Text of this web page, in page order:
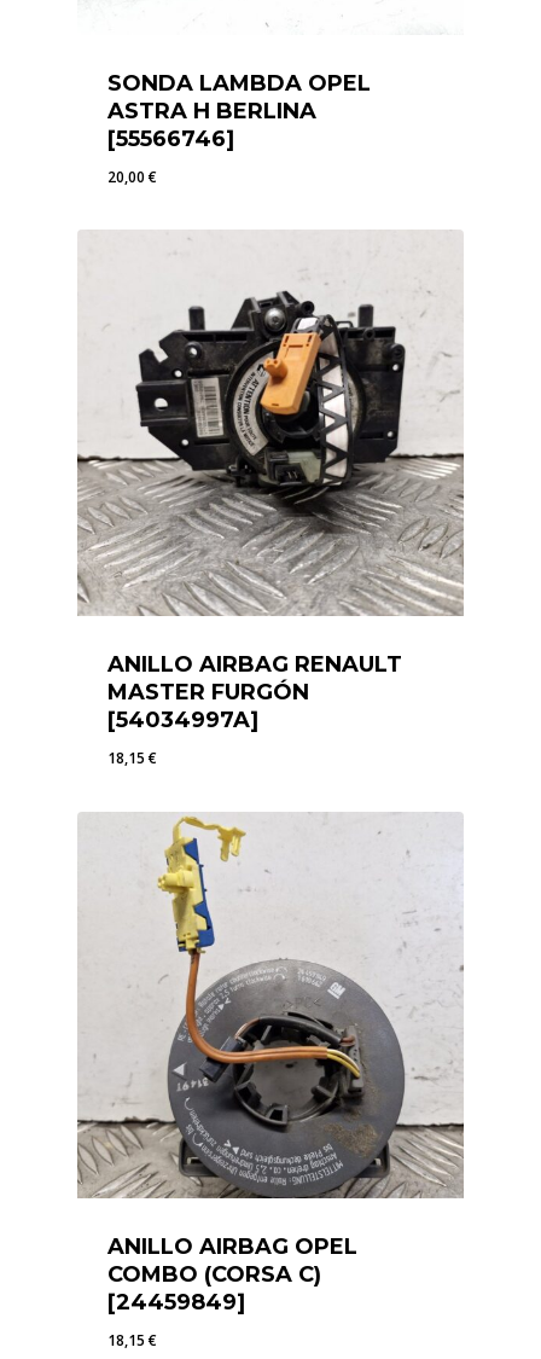
SONDA LAMBDA OPEL
ASTRA H BERLINA
[55566746]
20,00€
ANILLO AIRBAG RENAULT
MASTER FURGÓN
[54034997A]
18,15€
ANILLO AIRBAG OPEL
COMBO (CORSA C)
[24459849]
18,15€